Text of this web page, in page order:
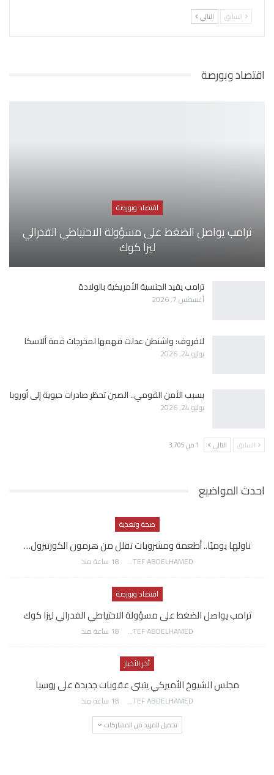
السابق التالي
اقتصاد وبورصة
اقتصاد وبورصة
ترامب يواصل الضغط على مسؤولة الاحتياطي الفدرالي
ليزا كوك
ترامب يقيد الجنسية الأمريكية بالولادة
أغسطس 7, 2026
لافروف: واشنطن عدلت فهمها لمخرجات قمة ألاسكا
يوليو 24, 2026
بسبب الأمن القومي.. الصين تحظر صادرات حيوية إلى أوروبا
يوليو 24, 2026
السابق التالي 1 من 3٬705
احدث المواضيع
صحة وتغذية
ناولها يوميًا.. أطعمة ومشروبات تقلل من هرمون الكورتيزول…
AWATEF ABDELHAMED 18 ساعة منذ
اقتصاد وبورصة
ترامب يواصل الضغط على مسؤولة الاحتياطي الفدرالي ليزا كوك
AWATEF ABDELHAMED 18 ساعة منذ
أخر الأخبار
مجلس الشيوخ الأميركي يتبنى عقوبات جديدة على روسيا
AWATEF ABDELHAMED 18 ساعة منذ
تحميل المزيد من المشاركات